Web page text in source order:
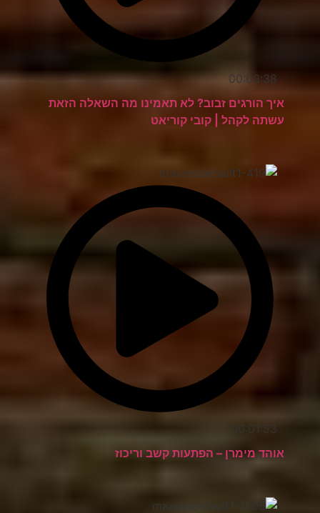
00:03:38
איך הורגים זבוב? לא תאמינו מה השאלה הזאת
עשתה לקהל | קובי קוריאט
00:01:53
אוהד מימרן – הפתעות קשב וריכוז